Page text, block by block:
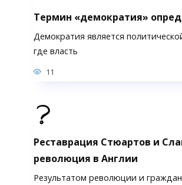
Термин «демократия»
Демократия является
где власть
11
Реставрация Стюартов и
революция в Англии
Результатом революции и